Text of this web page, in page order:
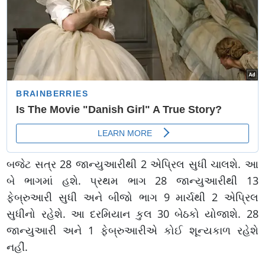
બજેટ સત્ર 28 જાન્યુઆરીથી 2 એપ્રિલ સુધી ચાલશે. આ
બે ભાગમાં હશે. પ્રથમ ભાગ 28 જાન્યુઆરીથી 13
ફેબ્રુઆરી સુધી અને બીજો ભાગ 9 માર્ચથી 2 એપ્રિલ
સુધીનો રહેશે. આ દરમિયાન કુલ 30 બેઠકો યોજાશે. 28
જાન્યુઆરી અને 1 ફેબ્રુઆરીએ કોઈ શૂન્યકાળ રહેશે
નહીં.